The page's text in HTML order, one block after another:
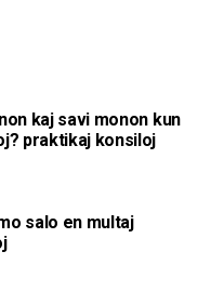
kaj savi monon kun
praktikaj konsiloj
salo en multaj